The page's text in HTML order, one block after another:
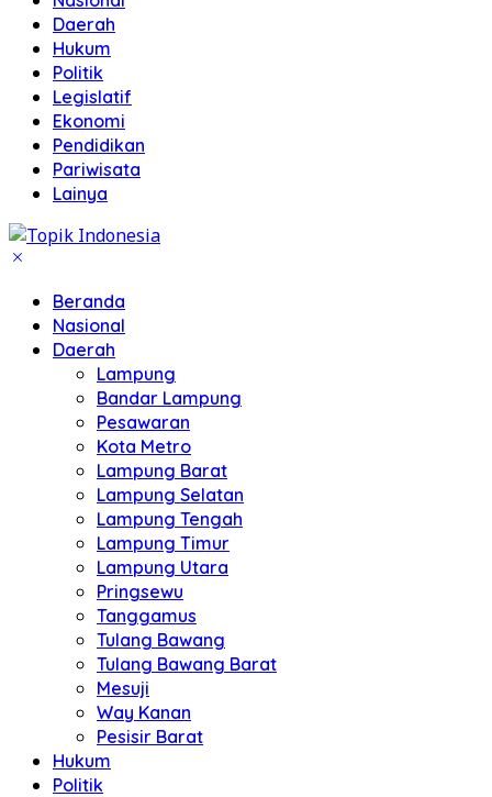
Daerah
Hukum
Politik
Legislatif
Ekonomi
Pendidikan
Pariwisata
Lainya
Beranda
Nasional
Daerah
Lampung
Bandar Lampung
Pesawaran
Kota Metro
Lampung Barat
Lampung Selatan
Lampung Tengah
Lampung Timur
Lampung Utara
Pringsewu
Tanggamus
Tulang Bawang
Tulang Bawang Barat
Mesuji
Way Kanan
Pesisir Barat
Hukum
Politik